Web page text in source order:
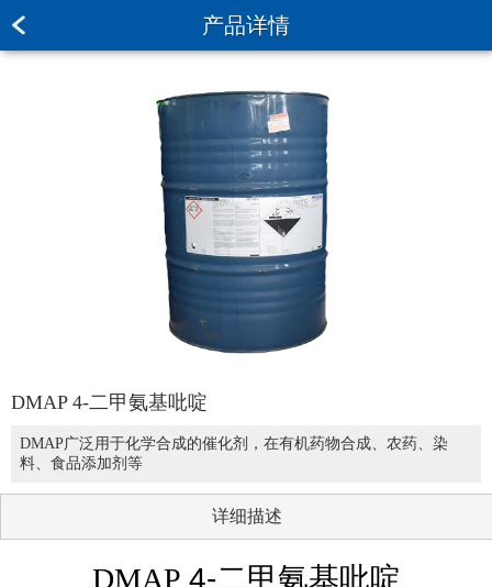
产品详情
DMAP 4-二甲氨基吡啶
DMAP广泛用于化学合成的催化剂，在有机药物合成、农药、染
料、食品添加剂等
详细描述
DMAP 4-二甲氨基吡啶